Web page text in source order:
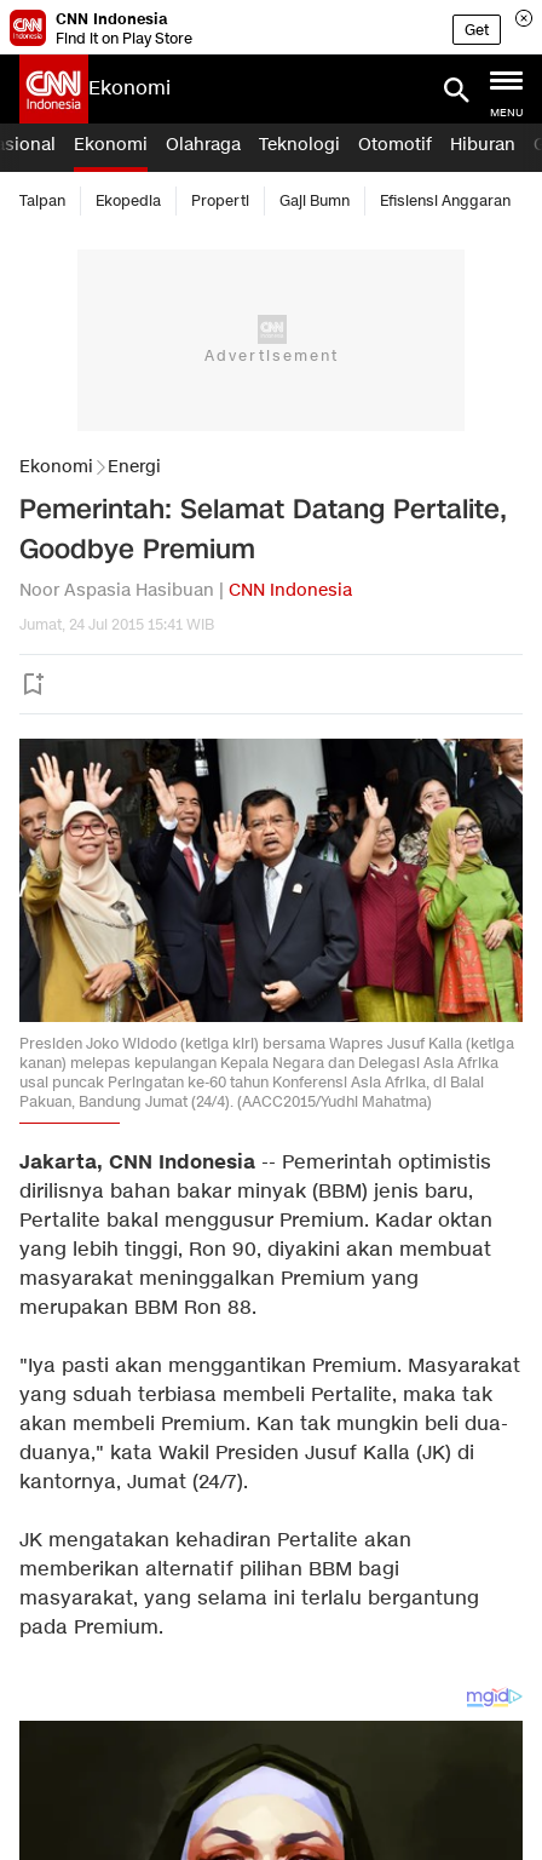
CNN Indonesia
Find it on Play Store
Get
Ekonomi
MENU
Ekonomi Olahraga Teknologi Otomotif Hiburan
Taipan Ekopedia Properti Gaji Bumn Efisiensi Anggaran
Ekonomi Energi
Pemerintah: Selamat Datang Pertalite,
Goodbye Premium
Noor Aspasia Hasibuan | CNN Indonesia
Jumat, 24 Jul 2015 15:41 WIB
Presiden Joko Widodo (ketiga kiri) bersama Wapres Jusuf Kalla (ketiga
kanan) melepas kepulangan Kepala Negara dan Delegasi Asia Afrika
usai puncak Peringatan ke-60 tahun Konferensi Asia Afrika, di Balai
Pakuan, Bandung Jumat (24/4). (AACC2015/Yudhi Mahatma)
Jakarta, CNN Indonesia -- Pemerintah optimistis
dirilisnya bahan bakar minyak (BBM) jenis baru,
Pertalite bakal menggusur Premium. Kadar oktan
yang lebih tinggi, Ron 90, diyakini akan membuat
masyarakat meninggalkan Premium yang
merupakan BBM Ron 88.
"Iya pasti akan menggantikan Premium. Masyarakat
yang sduah terbiasa membeli Pertalite, maka tak
akan membeli Premium. Kan tak mungkin beli dua-
duanya," kata Wakil Presiden Jusuf Kalla (JK) di
kantornya, Jumat (24/7).
JK mengatakan kehadiran Pertalite akan
memberikan alternatif pilihan BBM bagi
masyarakat, yang selama ini terlalu bergantung
pada Premium.